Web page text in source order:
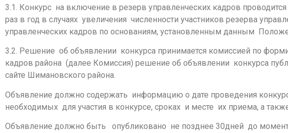
3.1. Конкурс на включение в резерв управленческих кадров
раз в год в случаях увеличения численности участников резерва
управленческих кадров по основаниям, установленным данным
3.2. Решение об объявлении конкурса принимается комиссией по
кадров района (далее Комиссия) решение об объявлении конкурса
сайте Шимановского района.
Объявление должно содержать информацию о дате проведения
необходимых для участия в конкурсе, сроках и месте их приема, а
Объявление должно быть опубликовано не позднее 30дней до